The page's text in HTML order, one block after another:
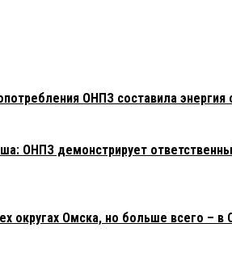
ОНПЗ составила энергия
ОНПЗ демонстрирует
округах Омска, но больше всего – в